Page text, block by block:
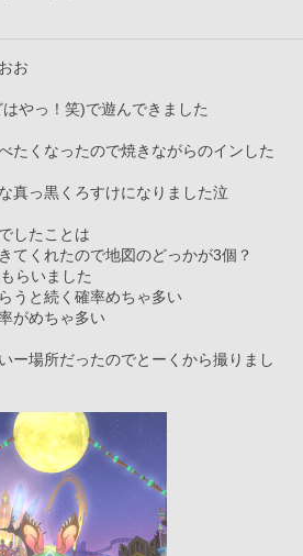
お
やっ！笑)で遊んできました
たくなったので焼きながらのインした
真っ黒くろすけになりました泣
したことは
てくれたので地図のどっかが3個？
らいました
うと続く確率めちゃ多い
がめちゃ多い
ー場所だったのでとーくから撮りまし